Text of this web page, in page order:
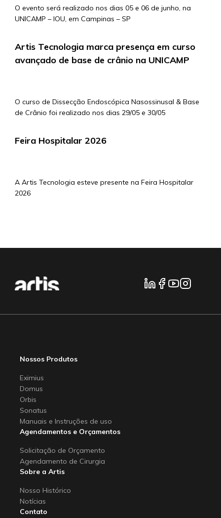
O evento será realizado nos dias 05 e 06 de junho, na
UNICAMP – IOU, em Campinas – SP
Artis Tecnologia marca presença em curso
avançado de base de crânio na UNICAMP
O curso de Dissecção Endoscópica Nasossinusal & Base
de Crânio foi realizado nos dias 29/05 e 30/05
Feira Hospitalar 2026
A Artis Tecnologia esteve presente na Feira Hospitalar
2026
Nossos Produtos
Eximius
Domus
Orbis
Sonatus
Manuais e Instruções de uso
Agendamentos e Orçamentos
Solicitação de Orçamento
Agendamento de Cirurgia
Sobre a Artis
Nosso Histórico
Notícias
Contato